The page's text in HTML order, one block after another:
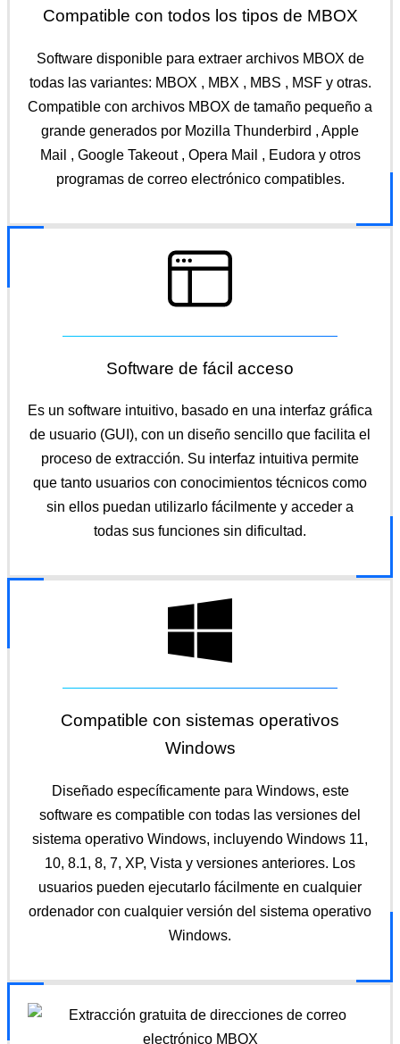
Compatible con todos los tipos de MBOX
Software disponible para extraer archivos MBOX de
todas las variantes: MBOX , MBX , MBS , MSF y otras.
Compatible con archivos MBOX de tamaño pequeño a
grande generados por Mozilla Thunderbird , Apple
Mail , Google Takeout , Opera Mail , Eudora y otros
programas de correo electrónico compatibles.
Software de fácil acceso
Es un software intuitivo, basado en una interfaz gráfica
de usuario (GUI), con un diseño sencillo que facilita el
proceso de extracción. Su interfaz intuitiva permite
que tanto usuarios con conocimientos técnicos como
sin ellos puedan utilizarlo fácilmente y acceder a
todas sus funciones sin dificultad.
Compatible con sistemas operativos
Windows
Diseñado específicamente para Windows, este
software es compatible con todas las versiones del
sistema operativo Windows, incluyendo Windows 11,
10, 8.1, 8, 7, XP, Vista y versiones anteriores. Los
usuarios pueden ejecutarlo fácilmente en cualquier
ordenador con cualquier versión del sistema operativo
Windows.